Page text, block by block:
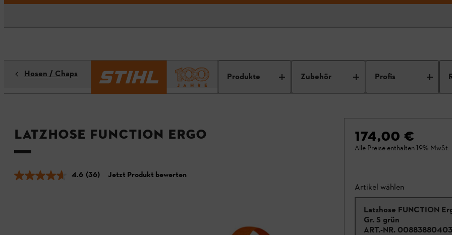
Produkte Zubehör Profis
Hosen / Chaps
Latzhose FUNCTION ERGO
4.6 (36) Jetzt Produkt bewerten
174,00 €
Alle Preise enthalten 19% MwSt.
Artikel wählen
Latzhose FUNCTION
Gr. S grün
ART.-NR. 00883880403